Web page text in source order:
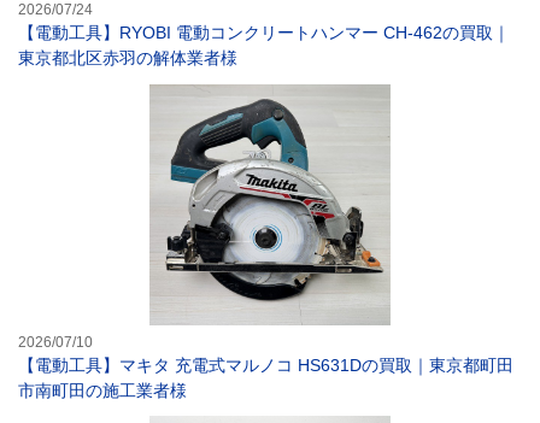
2026/07/24
【電動工具】RYOBI 電動コンクリートハンマー CH-462の買取｜
東京都北区赤羽の解体業者様
2026/07/10
【電動工具】マキタ 充電式マルノコ HS631Dの買取｜東京都町田
市南町田の施工業者様